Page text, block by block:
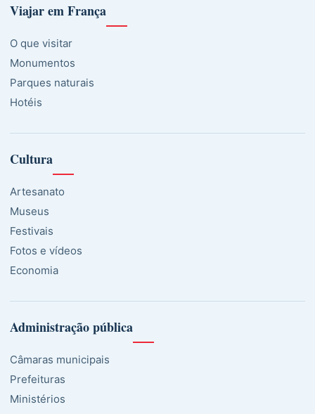
Viajar em França
O que visitar
Monumentos
Parques naturais
Hotéis
Cultura
Artesanato
Museus
Festivais
Fotos e vídeos
Economia
Administração pública
Câmaras municipais
Prefeituras
Ministérios